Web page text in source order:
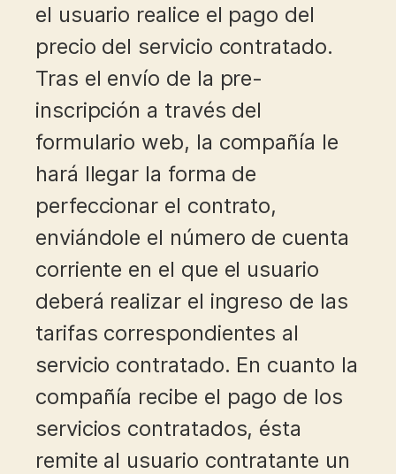
el usuario realice el pago del
precio del servicio contratado.
Tras el envío de la pre-
inscripción a través del
formulario web, la compañía le
hará llegar la forma de
perfeccionar el contrato,
enviándole el número de cuenta
corriente en el que el usuario
deberá realizar el ingreso de las
tarifas correspondientes al
servicio contratado. En cuanto la
compañía recibe el pago de los
servicios contratados, ésta
remite al usuario contratante un